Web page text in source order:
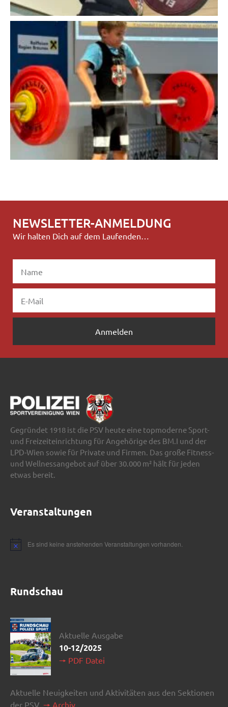
NEWSLETTER-ANMELDUNG
Wir halten Dich auf dem Laufenden…
Anmelden
Gegründet 1918 ist die PSV heute eine topmoderne Sport-
und Freizeiteinrichtung für Angehörige des BM.I und der
LPD-Wien sowie für Private und Firmen. Das große Fitness-
und Wellnessangebot auf über 30.000 m² hält für jeden
etwas bereit.
Veranstaltungen
Es sind keine anstehenden Veranstaltungen vorhanden.
Rundschau
Aktuelle Ausgabe
10-12/2025
🠖 PDF Datei
Aktuelle Neuigkeiten und Aktivitäten aus den Sektionen
der PSV. 🠖 Archiv